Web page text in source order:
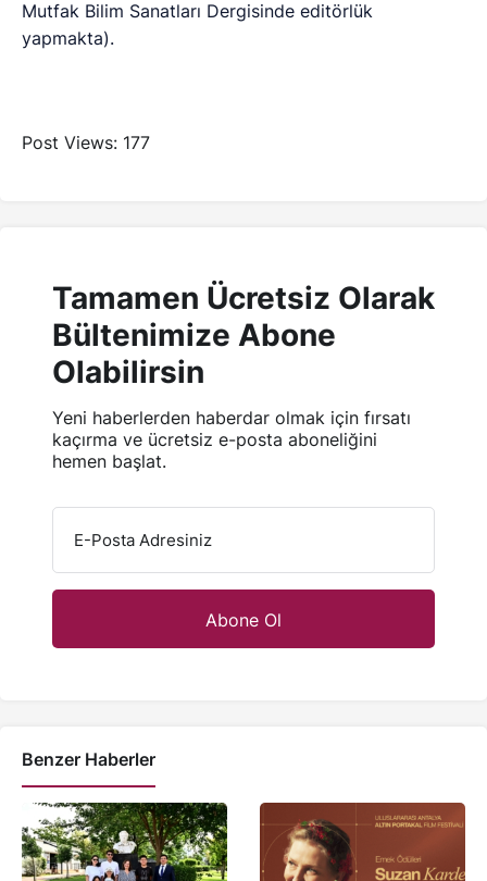
Mutfak Bilim Sanatları Dergisinde editörlük
yapmakta).
Post Views: 177
Tamamen Ücretsiz Olarak
Bültenimize Abone
Olabilirsin
Yeni haberlerden haberdar olmak için fırsatı
kaçırma ve ücretsiz e-posta aboneliğini
hemen başlat.
E-Posta Adresiniz
Benzer Haberler